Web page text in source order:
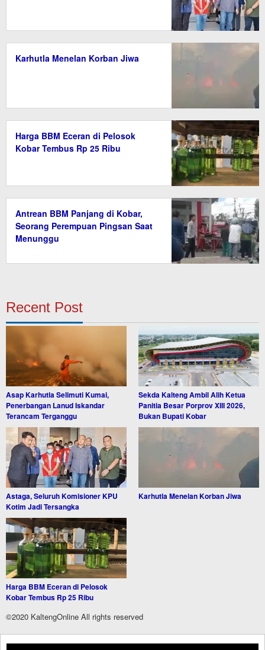
Karhutla Menelan Korban Jiwa
Harga BBM Eceran di Pelosok
Kobar Tembus Rp 25 Ribu
Antrean BBM Panjang di Kobar,
Seorang Perempuan Pingsan Saat
Menunggu
Recent Post
Asap Karhutla Selimuti Kumai,
Penerbangan Lanud Iskandar
Terancam Terganggu
Sekda Kalteng Ambil Alih Ketua
Panitia Besar Porprov XIII 2026,
Bukan Bupati Kobar
Astaga, Seluruh Komisioner KPU
Kotim Jadi Tersangka
Karhutla Menelan Korban Jiwa
Harga BBM Eceran di Pelosok
Kobar Tembus Rp 25 Ribu
©2020 KaltengOnline All rights reserved